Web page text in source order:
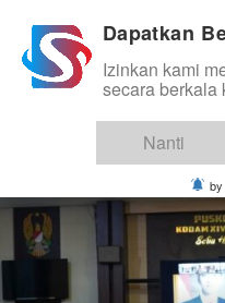
Dapatkan
Izinkan kami
secara berkala
Nanti